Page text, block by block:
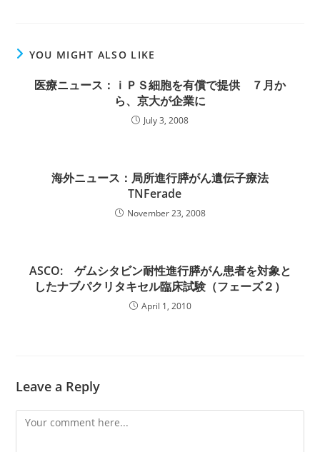
YOU MIGHT ALSO LIKE
医療ニュース：ｉＰＳ細胞を有償で提供 ７月か
ら、京大が企業に
July 3, 2008
海外ニュース：局所進行膵がん遺伝子療法
TNFerade
November 23, 2008
ASCO: ゲムシタビン耐性進行膵がん患者を対象と
したナブパクリタキセル臨床試験 （フェーズ２）
April 1, 2010
Leave a Reply
Comment